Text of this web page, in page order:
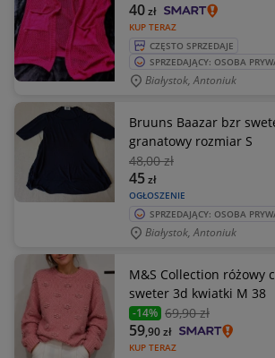
KUP TERAZ
40zł
CZĘSTO SPRZEDAJE
SPRZEDAJĄCY: OSOBA
Białystok, Antoniuk
Bruuns Baazar bzr
granatowy rozmiar S
48,00 zł
OGŁOSZENIE
45zł
SPRZEDAJĄCY: OSOBA
Białystok, Antoniuk
M&S Collection różowy
sweter 3d kwiatki M 38
-14% 69,90 zł
KUP TERAZ
59,90zł